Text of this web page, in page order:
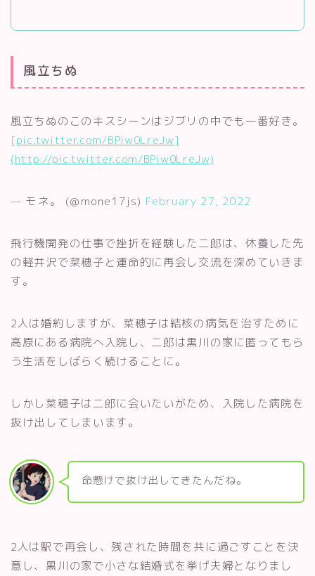
風立ちぬ
風立ちぬのこのキスシーンはジブリの中でも一番好き。
[pic.twitter.com/BPiw0LreJw]
(http://pic.twitter.com/BPiw0LreJw)
— モネ。 (@mone17js) February 27, 2022
飛行機開発の仕事で挫折を経験した二郎は、休養した先
の軽井沢で菜穂子と運命的に再会し交流を深めていきま
す。
2人は婚約しますが、菜穂子は結核の病気を治すために
高原にある病院へ入院し、二郎は黒川の家に匿ってもら
う生活をしばらく続けることに。
しかし菜穂子は二郎に会いたいがため、入院した病院を
抜け出してしまいます。
命懸けで抜け出してきたんだね。
2人は駅で再会し、残された時間を共に過ごすことを決
意し、黒川の家で小さな結婚式を挙げ夫婦となりまし